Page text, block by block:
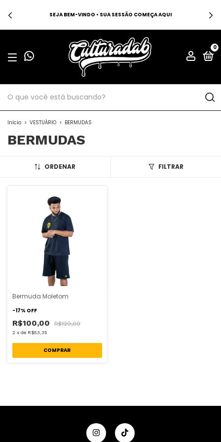
SEJA BEM-VINDO • SUA SESSÃO COMEÇA AQUI
0
Início > VESTUÁRIO > BERMUDAS
BERMUDAS
ORDENAR FILTRAR
Bermuda Moletom
-17% OFF
R$100,00 R$120,00
2 x de R$53,35
COMPRAR